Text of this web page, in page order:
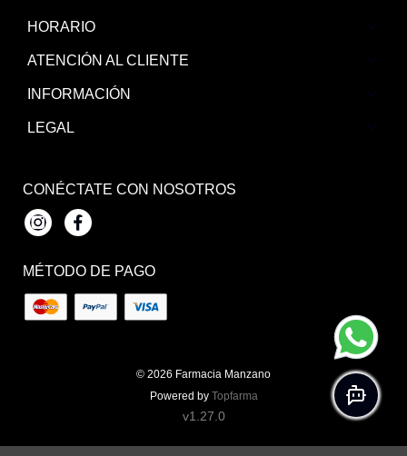
HORARIO
ATENCIÓN AL CLIENTE
INFORMACIÓN
LEGAL
CONÉCTATE CON NOSOTROS
InstagramFacebook
MÉTODO DE PAGO
© 2026 Farmacia Manzano
Powered by Topfarma
v1.27.0